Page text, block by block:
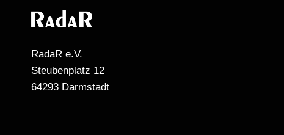
RadaR e.V.
Steubenplatz 12
64293 Darmstadt